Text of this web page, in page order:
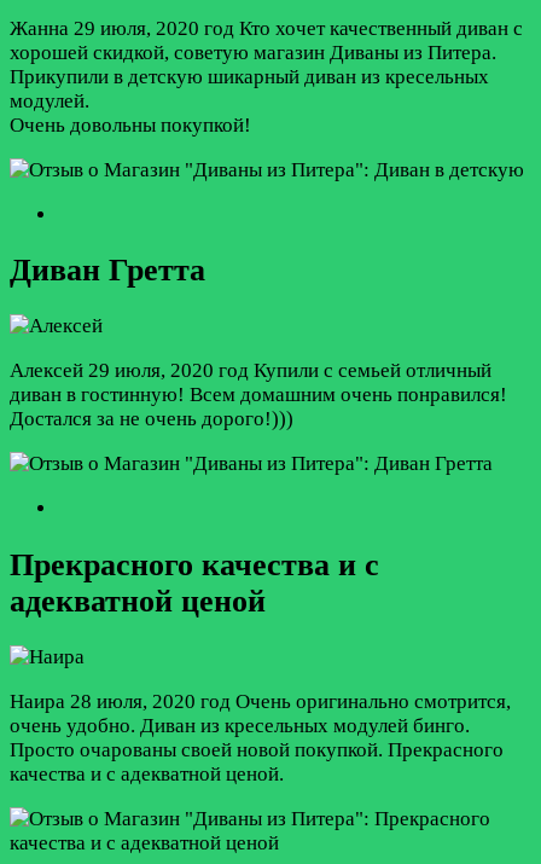
Жанна 29 июля, 2020 год Кто хочет качественный диван с
хорошей скидкой, советую магазин Диваны из Питера.
Прикупили в детскую шикарный диван из кресельных
модулей.
Очень довольны покупкой!
Диван Гретта
Алексей 29 июля, 2020 год Купили с семьей отличный
диван в гостинную! Всем домашним очень понравился!
Достался за не очень дорого!)))
Прекрасного качества и с
адекватной ценой
Наира 28 июля, 2020 год Очень оригинально смотрится,
очень удобно. Диван из кресельных модулей бинго.
Просто очарованы своей новой покупкой. Прекрасного
качества и с адекватной ценой.